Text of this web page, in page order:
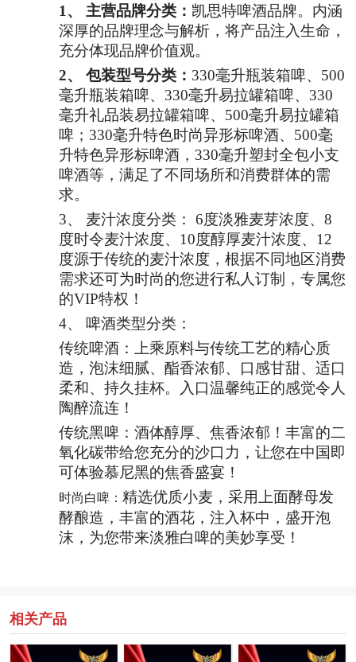
1、 主营品牌分类： 凯思特啤酒品牌。内涵
深厚的品牌理念与解析，将产品注入生命，
充分体现品牌价值观。
2、 包装型号分类： 330毫升瓶装箱啤、500
毫升瓶装箱啤、330毫升易拉罐箱啤、330
毫升礼品装易拉罐箱啤、500毫升易拉罐箱
啤；330毫升特色时尚异形标啤酒、500毫
升特色异形标啤酒，330毫升塑封全包小支
啤酒等，满足了不同场所和消费群体的需
求。
3、 麦汁浓度分类：
6度淡雅麦芽浓度、8
度时令麦汁浓度、10度醇厚麦汁浓度、12
度源于传统的麦汁浓度，根据不同地区消费
需求还可为时尚的您进行私人订制，专属您
的VIP特权！
4、 啤酒类型分类：
传统啤酒：上乘原料与传统工艺的精心质
造，泡沫细腻、酯香浓郁、口感甘甜、适口
柔和、持久挂杯。入口温馨纯正的感觉令人
陶醉流连！
传统黑啤：酒体醇厚、焦香浓郁！丰富的二
氧化碳带给您充分的沙口力，让您在中国即
可体验慕尼黑的焦香盛宴！
时尚白啤： 精选优质小麦，采用上面酵母发
酵酿造，丰富的酒花，注入杯中，盛开泡
沫，为您带来淡雅白啤的美妙享受！
相关产品